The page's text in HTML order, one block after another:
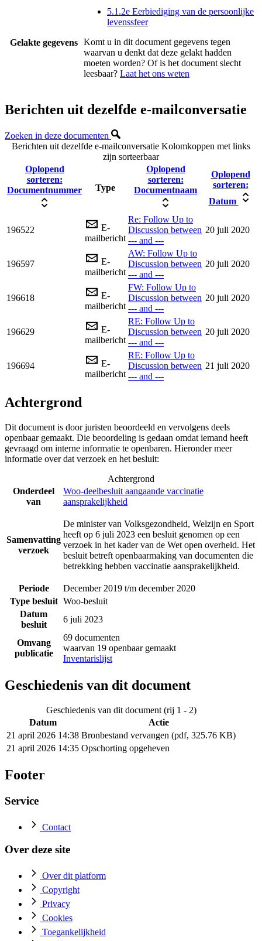
Gelakte gegevens
5.1.2e Eerbiediging van de persoonlijke
levenssfeer
Komt u in dit document gegevens tegen
waarvan u denkt dat deze gelakt hadden
moeten worden? Of is het document slecht
leesbaar? Laat het ons weten
Berichten uit dezelfde e-mailconversatie
Zoeken in deze documenten
Berichten uit dezelfde e-mailconversatie Kolomkoppen met links
zijn sorteerbaar
Oplopend
sorteren:
Documentnummer
Type
Oplopend
sorteren:
Documentnaam
Oplopend
sorteren:
Datum
196522
E-
mailbericht
Re: Follow Up to
Discussion between
--- and ---
20 juli 2020
196597
E-
mailbericht
AW: Follow Up to
Discussion between
--- and ---
20 juli 2020
196618
E-
mailbericht
FW: Follow Up to
Discussion between
--- and ---
20 juli 2020
196629
E-
mailbericht
RE: Follow Up to
Discussion between
--- and ---
20 juli 2020
196694
E-
mailbericht
RE: Follow Up to
Discussion between
--- and ---
21 juli 2020
Achtergrond
Dit document is door juristen beoordeeld en vervolgens deels
openbaar gemaakt. Die beoordeling is gedaan omdat iemand heeft
gevraagd om interne informatie te openbaren. Hieronder meer
informatie over dat verzoek en het besluit:
Achtergrond
Onderdeel
van
Woo-deelbesluit aangaande vaccinatie
aansprakelijkheid
Samenvatting
verzoek
De minister van Volksgezondheid, Welzijn en Sport
heeft op 6 juli 2023 een besluit genomen op een
verzoek in het kader van de Wet open overheid. Het
besluit betreft openbaarmaking van documenten die
betrekking hebben vaccinatie aansprakelijkheid.
Periode
December 2019 t/m december 2020
Type besluit Woo-besluit
Datum
besluit
6 juli 2023
Omvang
publicatie
69 documenten
waarvan 19 openbaar gemaakt
Inventarislijst
Geschiedenis van dit document
Geschiedenis van dit document (rij 1 - 2)
Datum
Actie
21 april 2026 14:38 Bronbestand vervangen (pdf, 325.76 KB)
21 april 2026 14:35 Opschorting opgeheven
Footer
Service
Contact
Over deze site
Over dit platform
Copyright
Privacy
Cookies
Toegankelijkheid